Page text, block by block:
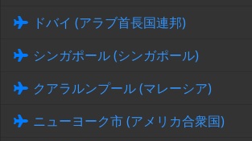
ドバイ (アラブ首長国連邦)
シンガポール (シンガポール)
クアラルンプール (マレーシア)
ニューヨーク市 (アメリカ合衆国)